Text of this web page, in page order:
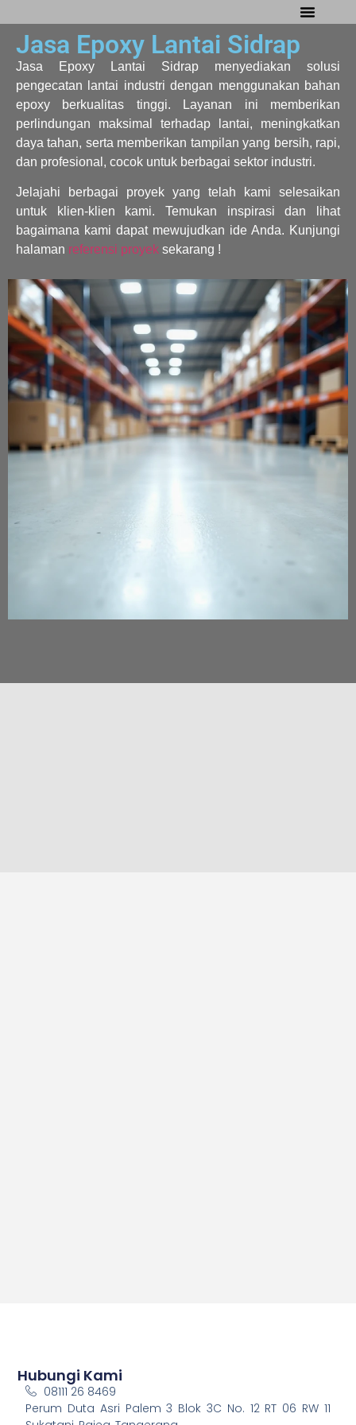
Jasa Epoxy Lantai Sidrap
Jasa Epoxy Lantai Sidrap menyediakan solusi
pengecatan lantai industri dengan menggunakan bahan
epoxy berkualitas tinggi. Layanan ini memberikan
perlindungan maksimal terhadap lantai, meningkatkan
daya tahan, serta memberikan tampilan yang bersih, rapi,
dan profesional, cocok untuk berbagai sektor industri.
Jelajahi berbagai proyek yang telah kami selesaikan
untuk klien-klien kami. Temukan inspirasi dan lihat
bagaimana kami dapat mewujudkan ide Anda. Kunjungi
halaman referensi proyek sekarang !
Hubungi Kami
08111 26 8469
Perum Duta Asri Palem 3 Blok 3C No. 12 RT 06 RW 11